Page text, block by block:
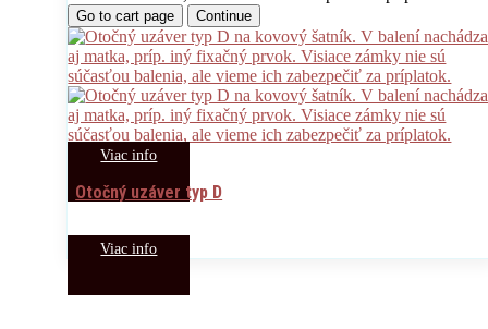
Go to cart page Continue
Viac info
Otočný uzáver typ D
Viac info